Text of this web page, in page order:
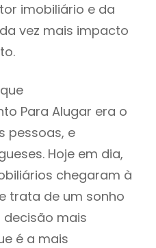
imobiliário e da
vez mais impacto
Para Alugar era o
pessoas, e
Hoje em dia,
chegaram à
trata de um sonho
decisão mais
é a mais